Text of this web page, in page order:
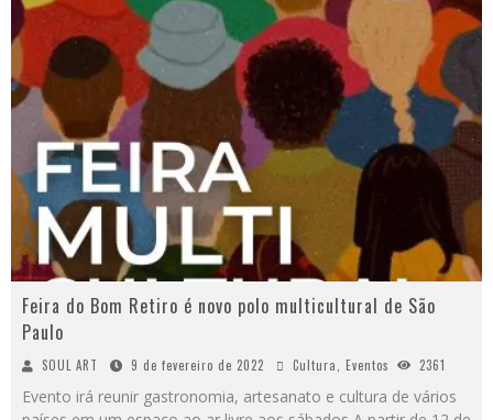
Feira do Bom Retiro é novo polo multicultural de São
Paulo
SOUL ART 9 de fevereiro de 2022 Cultura Eventos 2361
Evento irá reunir gastronomia, artesanato e cultura de vários